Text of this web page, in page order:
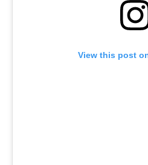
View this post